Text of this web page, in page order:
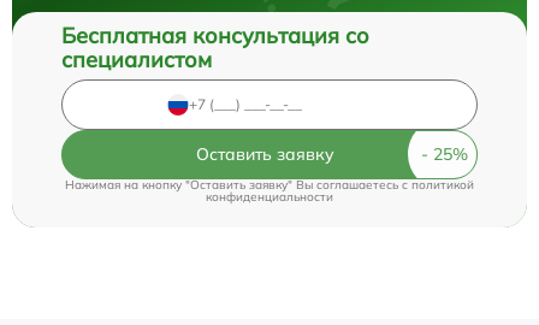
Бесплатная консультация со
специалистом
Оставить заявку
Нажимая на кнопку "Оставить заявку" Вы соглашаетесь cполитикой
конфиденциальности